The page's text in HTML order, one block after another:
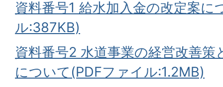
資料番号1 給水加入金の改定案に
ル:387KB)
資料番号2 水道事業の経営改善策
について(PDFファイル:1.2MB)